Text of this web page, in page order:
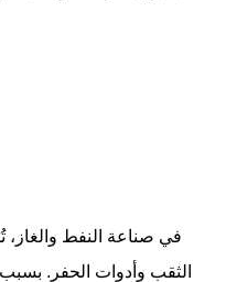
في صناعة النفط
الثقب وأدوات الحفر.